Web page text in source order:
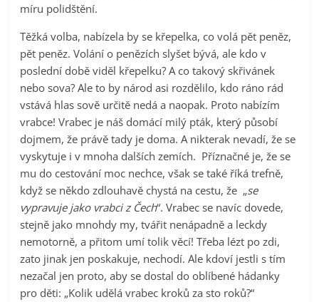
míru polidštění.
Těžká volba, nabízela by se křepelka, co volá pět peněz,
pět peněz. Volání o penězích slyšet bývá, ale kdo v
poslední době viděl křepelku? A co takový skřivánek
nebo sova? Ale to by národ asi rozdělilo, kdo ráno rád
vstává hlas sově určitě nedá a naopak. Proto nabízím
vrabce! Vrabec je náš domácí milý pták, který působí
dojmem, že právě tady je doma. A nikterak nevadí, že se
vyskytuje i v mnoha dalších zemích. Příznačné je, že se
mu do cestování moc nechce, však se také říká trefně,
když se někdo zdlouhavě chystá na cestu, že „se
vypravuje jako vrabci z Čech“. Vrabec se navíc dovede,
stejně jako mnohdy my, tvářit nenápadně a leckdy
nemotorně, a přitom umí tolik věcí! Třeba lézt po zdi,
zato jinak jen poskakuje, nechodí. Ale kdoví jestli s tím
nezačal jen proto, aby se dostal do oblíbené hádanky
pro děti: „Kolik udělá vrabec kroků za sto roků?“